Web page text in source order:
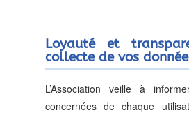
Loyauté et
collecte de vos
L’Association veille à
concernées de chaque